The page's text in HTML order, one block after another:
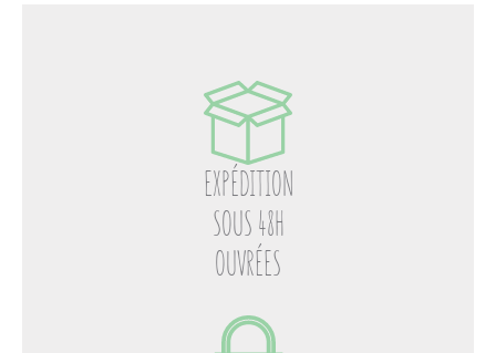
EXPÉDITION
SOUS 48H
OUVRÉES